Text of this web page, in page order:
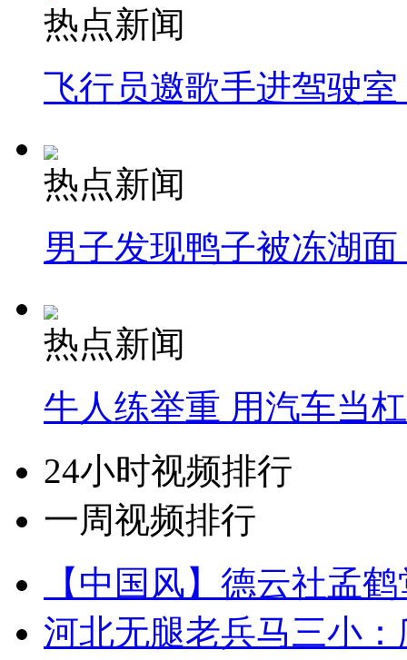
热点新闻
飞行员邀歌手进驾驶
热点新闻
男子发现鸭子被冻湖
热点新闻
牛人练举重 用汽车当
24小时视频排行
一周视频排行
【中国风】德云社孟
河北无腿老兵马三小